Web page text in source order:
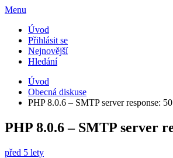
Menu
Úvod
Přihlásit se
Nejnovější
Hledání
Úvod
Obecná diskuse
PHP 8.0.6 – SMTP server response:
PHP 8.0.6 – SMTP server
před 5 lety